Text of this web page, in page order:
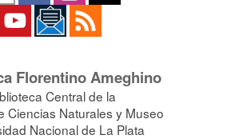
Florentino Ameghino
Central de la
Ciencias Naturales y Museo
Nacional de La Plata